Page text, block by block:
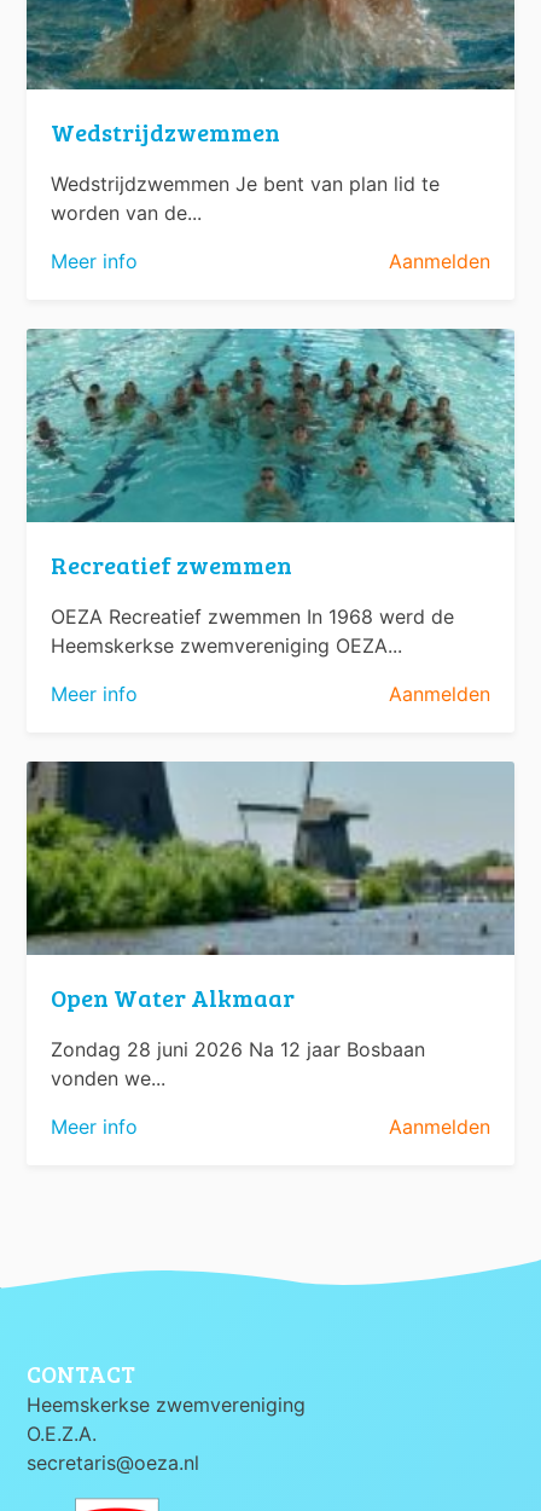
Wedstrijdzwemmen
Wedstrijdzwemmen Je bent van plan lid te
worden van de...
Meer info
Aanmelden
Recreatief zwemmen
OEZA Recreatief zwemmen In 1968 werd de
Heemskerkse zwemvereniging OEZA...
Meer info
Aanmelden
Open Water Alkmaar
Zondag 28 juni 2026 Na 12 jaar Bosbaan
vonden we...
Meer info
Aanmelden
CONTACT
Heemskerkse zwemvereniging
O.E.Z.A.
secretaris@oeza.nl